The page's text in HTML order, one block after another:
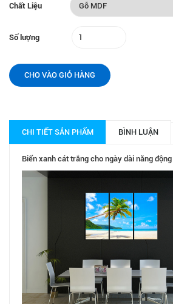
Chất Liệu
Số lượng
CHO VÀO GIỎ HÀNG
CHI TIẾT SẢN PHẨM BÌNH LUẬN
Biển xanh cát trắng cho ngày dài năng động